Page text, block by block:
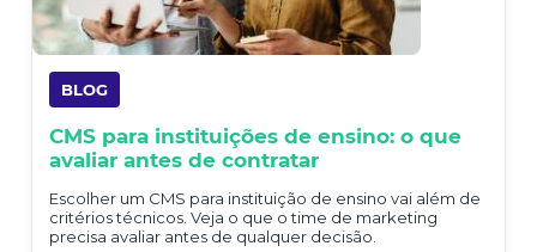
BLOG
CMS para instituições de ensino: o que
avaliar antes de contratar
Escolher um CMS para instituição de ensino vai além de
critérios técnicos. Veja o que o time de marketing
precisa avaliar antes de qualquer decisão.